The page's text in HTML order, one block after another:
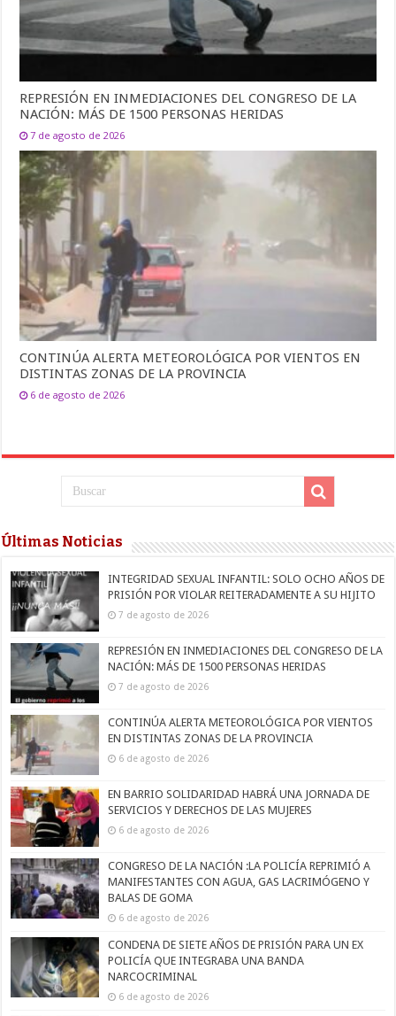
REPRESIÓN EN INMEDIACIONES DEL CONGRESO DE LA
NACIÓN: MÁS DE 1500 PERSONAS HERIDAS
7 de agosto de 2026
CONTINÚA ALERTA METEOROLÓGICA POR VIENTOS EN
DISTINTAS ZONAS DE LA PROVINCIA
6 de agosto de 2026
Últimas Noticias
INTEGRIDAD SEXUAL INFANTIL: SOLO OCHO AÑOS DE
PRISIÓN POR VIOLAR REITERADAMENTE A SU HIJITO
7 de agosto de 2026
REPRESIÓN EN INMEDIACIONES DEL CONGRESO DE LA
NACIÓN: MÁS DE 1500 PERSONAS HERIDAS
7 de agosto de 2026
CONTINÚA ALERTA METEOROLÓGICA POR VIENTOS
EN DISTINTAS ZONAS DE LA PROVINCIA
6 de agosto de 2026
EN BARRIO SOLIDARIDAD HABRÁ UNA JORNADA DE
SERVICIOS Y DERECHOS DE LAS MUJERES
6 de agosto de 2026
CONGRESO DE LA NACIÓN :LA POLICÍA REPRIMIÓ A
MANIFESTANTES CON AGUA, GAS LACRIMÓGENO Y
BALAS DE GOMA
6 de agosto de 2026
CONDENA DE SIETE AÑOS DE PRISIÓN PARA UN EX
POLICÍA QUE INTEGRABA UNA BANDA
NARCOCRIMINAL
6 de agosto de 2026